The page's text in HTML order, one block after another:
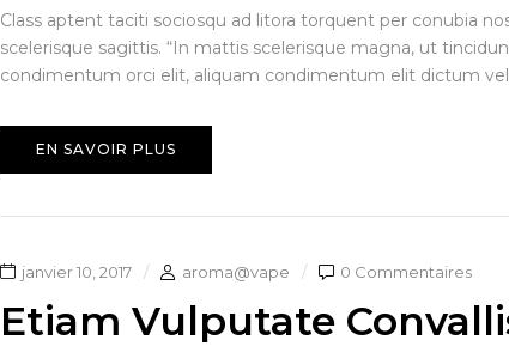
Class aptent taciti sociosqu ad litora torquent per conubia
scelerisque sagittis. “In mattis scelerisque magna, ut
condimentum orci elit, aliquam condimentum elit dictum
EN SAVOIR PLUS
janvier 10, 2017 aroma@vape 0 Commentaires
Etiam Vulputate